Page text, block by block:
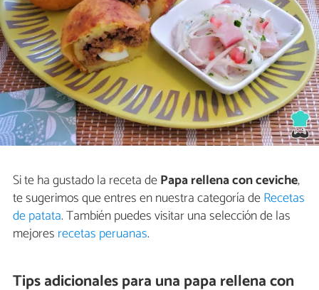
Si te ha gustado la receta dePapa rellena con ceviche,
te sugerimos que entres en nuestra categoría deRecetas
de patata. También puedes visitar una selección de las
mejores recetas peruanas.
Tips adicionales para una papa rellena con